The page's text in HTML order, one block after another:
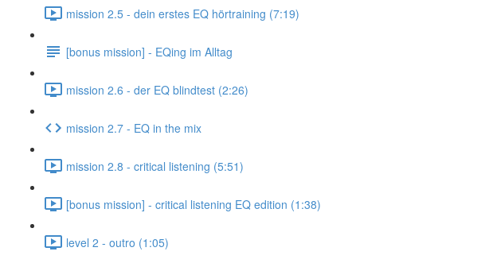
mission 2.5 - dein erstes EQ hörtraining (7:19)
[bonus mission] - EQing im Alltag
mission 2.6 - der EQ blindtest (2:26)
mission 2.7 - EQ in the mix
mission 2.8 - critical listening (5:51)
[bonus mission] - critical listening EQ edition (1:38)
level 2 - outro (1:05)